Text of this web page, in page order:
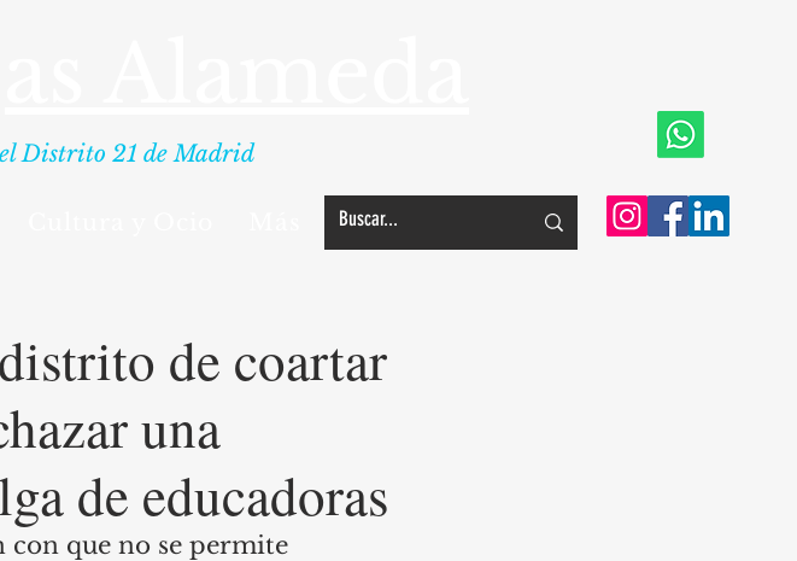
Distrito 21 de Madrid
de coartar
una
de educadoras
que no se permite